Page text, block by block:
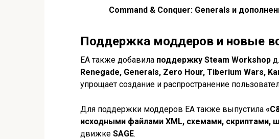
Command & Conquer: Generals и
Поддержка моддеров и новые
EA также добавила поддержку Steam Workshop
Renegade, Generals, Zero Hour, Tiberium Wars,
упрощает создание и распространение
Для поддержки моддеров EA также выпустила
исходными файлами XML, схемами, скриптами,
движке SAGE.